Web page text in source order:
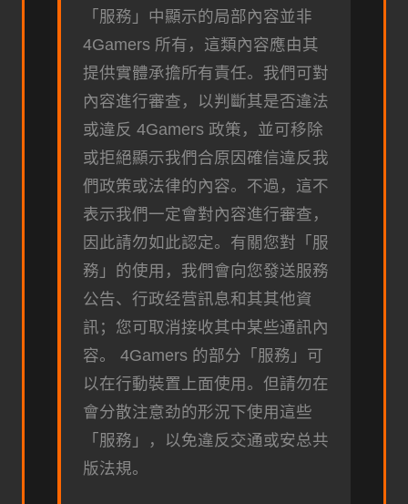
「服務」中顯示的局部內容並非
4Gamers 所有，這類內容應由其
提供實體承擔所有責任。我們可對
內容進行審查，以判斷其是否違法
或違反 4Gamers 政策，並可移除
或拒絕顯示我們合原因確信違反我
們政策或法律的內容。不過，這不
表示我們一定會對內容進行審查，
因此請勿如此認定。有關您對「服
務」的使用，我們會向您發送服務
公告、行政经营訊息和其其他資
訊；您可取消接收其中某些通訊內
容。 4Gamers 的部分「服務」可
以在行動裝置上面使用。但請勿在
會分散注意劲的形況下使用這些
「服務」，以免違反交通或安总共
版法規。